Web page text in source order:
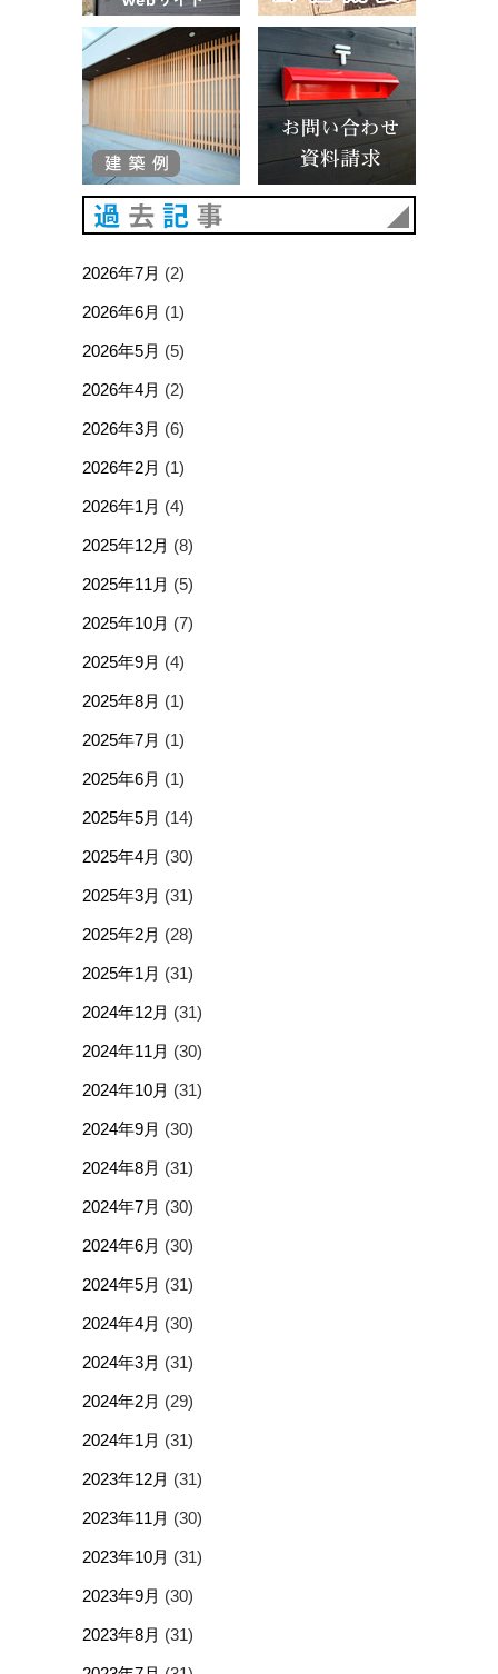
2026年7月 (2)
2026年6月 (1)
2026年5月 (5)
2026年4月 (2)
2026年3月 (6)
2026年2月 (1)
2026年1月 (4)
2025年12月 (8)
2025年11月 (5)
2025年10月 (7)
2025年9月 (4)
2025年8月 (1)
2025年7月 (1)
2025年6月 (1)
2025年5月 (14)
2025年4月 (30)
2025年3月 (31)
2025年2月 (28)
2025年1月 (31)
2024年12月 (31)
2024年11月 (30)
2024年10月 (31)
2024年9月 (30)
2024年8月 (31)
2024年7月 (30)
2024年6月 (30)
2024年5月 (31)
2024年4月 (30)
2024年3月 (31)
2024年2月 (29)
2024年1月 (31)
2023年12月 (31)
2023年11月 (30)
2023年10月 (31)
2023年9月 (30)
2023年8月 (31)